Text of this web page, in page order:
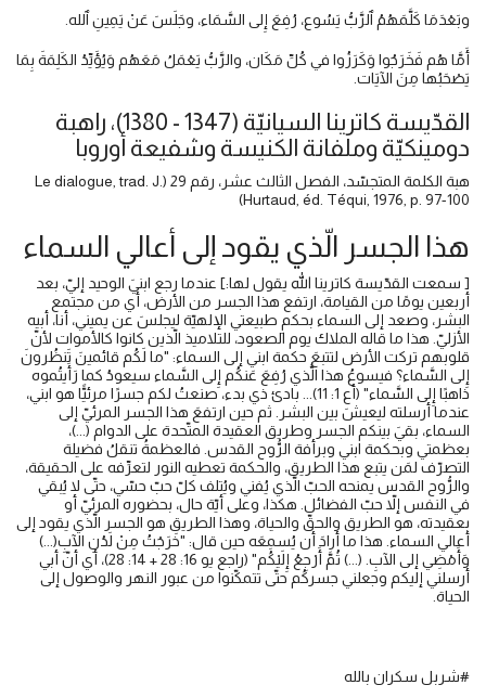
وبَعْدَمَا كَلَّمَهُمُ ٱلرَّبُّ يَسُوع، رُفِعَ إِلى السَّمَاء، وجَلَسَ عَنْ يَمِينِ ٱلله.
أَمَّا هُم فَخَرَجُوا وَكَرَزُوا في كُلِّ مَكَان، والرَّبُّ يَعْمَلُ مَعَهُم وَيُؤَيِّدُ الكَلِمَةَ بِمَا
يَصْحَبُها مِنَ الآيَات.
القدّيسة كاترينا السيانيّة (1347 - 1380)، راهبة
دومينكيّة وملفانة الكنيسة وشفيعة أوروبا
هبة الكلمة المتجسّد، الفصل الثالث عشر، رقم 29 (Le dialogue, trad. J.
Hurtaud, éd. Téqui, 1976, p. 97-100)
هذا الجسر الّذي يقود إلى أعالي السماء
[ سمعت القدّيسة كاترينا الله يقول لها:] عندما رجع ابنيَ الوحيد إليّ، بعد
أربعين يومًا من القيامة، ارتفع هذا الجسر من الأرض، أي من مجتمع
البشر، وصعد إلى السماء بحكمِ طبيعتي الإلهيّة ليجلسَ عن يميني، أنا، أبيه
الأزليّ. هذا ما قاله الملاك يوم الصعود، للتلاميذ الّذين كانوا كالأموات لأنّ
قلوبهم تركت الأرض لتتبعَ حكمة ابني إلى السماء: "ما لَكُم قائمينَ تَنظُرونَ
إِلى السَّماء؟ فيسوعُ هذا الَّذي رُفِعَ عَنكُم إِلى السَّماء سيعودُ كما رَأَيتُموه
ذاهبًا إِلى السَّماء" (أع 1: 11)... بادئ ذي بدء، صنعتُ لكم جسرًا مرئيًّا هو ابني،
عندما أرسلته ليعيشَ بين البشر. ثم حين ارتفعَ هذا الجسر المرئيّ إلى
السماء، بقيَ بينكم الجسر وطريق العقيدة المتّحدة على الدوام (...)،
بعظمتي وبحكمة ابني وبرأفة الرُّوح القدس. فالعظمةُ تنقلُ فضيلة
التصرّف لمَن يتبع هذا الطريق، والحكمة تعطيه النور لتعرِّفه على الحقيقة،
والرُّوح القدس يمنحه الحبّ الّذي يُفني ويُتلف كلّ حبّ حسّي، حتّى لا يُبقي
في النفس إلاّ حبّ الفضائل. هكذا، وعلى أيّة حال، بحضوره المرئيّ أو
بعقيدته، هو الطريق والحقّ والحياة، وهذا الطريق هو الجسر الّذي يقود إلى
أعالي السماء. هذا ما أرادَ أن يُسمِعَه حين قال: "خَرَجْتُ مِنْ لَدُنِ الآبِ(...)
وَأَمْضِي إلى الآبِ. (...) ثُمَّ أَرْجِعُ إِلَيْكُم" (راجع يو 16: 28 + 14: 28)، أي أنّ أبي
أرسلني إليكم وجعلني جسركُم حتّى تتمكّنوا من عبور النهر والوصول إلى
الحياة.
#شربل سكران بالله